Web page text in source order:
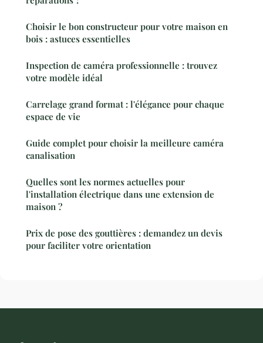
Choisir le bon constructeur pour votre maison en
bois : astuces essentielles
Inspection de caméra professionnelle : trouvez
votre modèle idéal
Carrelage grand format : l'élégance pour chaque
espace de vie
Guide complet pour choisir la meilleure caméra
canalisation
Quelles sont les normes actuelles pour
l'installation électrique dans une extension de
maison ?
Prix de pose des gouttières : demandez un devis
pour faciliter votre orientation